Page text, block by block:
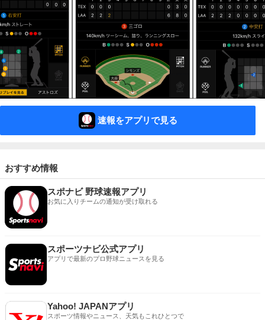
速報をアプリで見る
おすすめ情報
スポナビ 野球速報アプリ
お気に入りチームの通知が受け取れる
スポーツナビ公式アプリ
アプリで最新のプロ野球ニュースを見る
Yahoo! JAPANアプリ
スポーツ情報やニュース、天気もこれひとつで